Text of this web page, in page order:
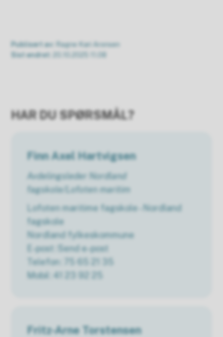
Publisert av
Ragne Kari Aronsen
Sist endret
HAR DU SPØRSMÅL?
Finn Axel Hartvigsen
Avdelingsleder Nordland
fagskole/Lofoten maritim
Lofoten maritime fagskole - Nordland
fagskole
Nordland fylkeskommune
E-post
Send e-post
Telefon
75 65 21 35
Mobil
41 23 92 25
Fritz-Arne Torstensen